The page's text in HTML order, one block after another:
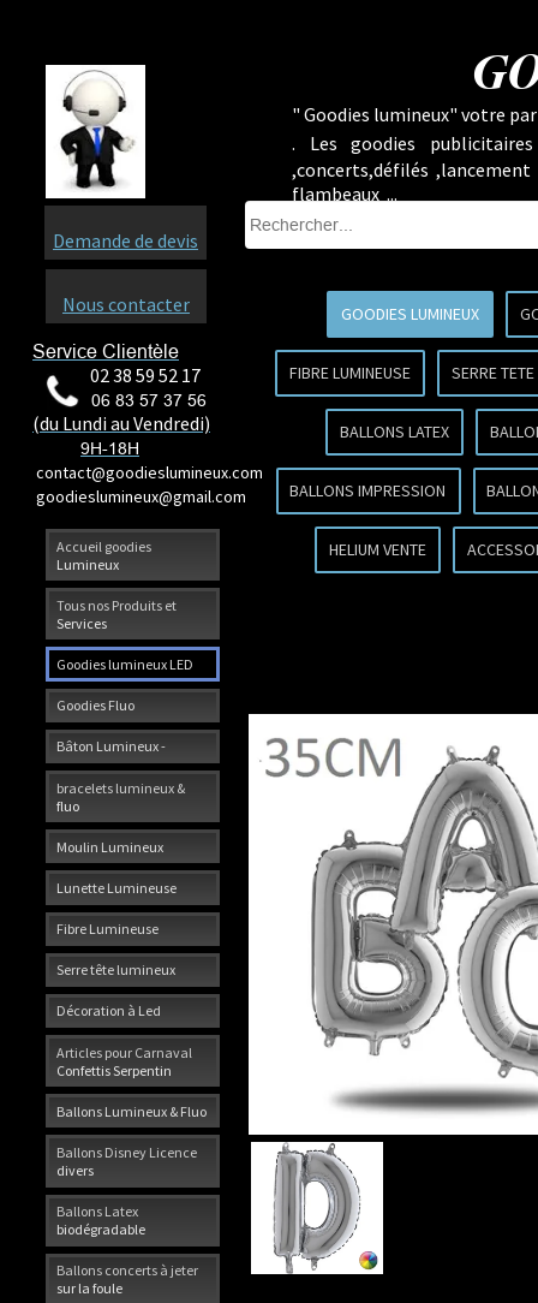
Accueil goodies
Lumineux
Tous nos Produits et
Services
Goodies lumineux LED
Goodies Fluo
Bâton Lumineux -
bracelets lumineux &
fluo
Moulin Lumineux
Lunette Lumineuse
Fibre Lumineuse
Serre tête lumineux
Décoration à Led
Articles pour Carnaval
Confettis Serpentin
Ballons Lumineux & Fluo
Ballons Disney Licence
divers
Ballons Latex
biodégradable
Ballons concerts à jeter
sur la foule
Service Clientèle
02 38 59 52 17
06 83 57 37 56
(du Lundi au Vendredi)
9H-18H
contact@goodieslumineux.com
goodieslumineux@gmail.com
Demande de devis
Nous contacter
" Goodies lumineux" votre
. Les goodies
,concerts,défilés
flambeaux ...
GOODIES LUMINEUX
FIBRE LUMINEUSE SERRE TETE
BALLONS LATEX
BALLONS IMPRESSION
HELIUM VENTE